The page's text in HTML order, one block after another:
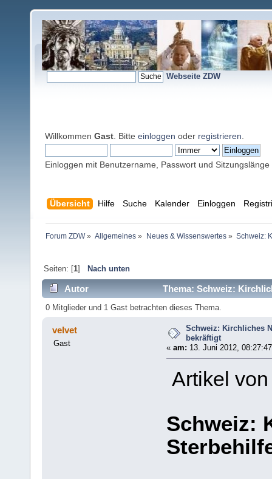
Webseite ZDW
Willkommen Gast . Bitte einloggen oder registrieren
Einloggen mit Benutzername, Passwort und Sitzungslänge
Übersicht Hilfe Suche Kalender Einloggen
Forum ZDW» Allgemeines » Neues & Wissenswertes» Schweiz:
Seiten: [1] Nach unten
Autor Thema: Schweiz:
0 Mitglieder und 1 Gast betrachten dieses Thema.
velvet
Gast
Schweiz: Kirchliches
bekräftigt
« am: 13. Juni 2012,
Artikel
Schweiz: